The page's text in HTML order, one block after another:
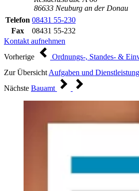
86633 Neuburg an der Donau
Telefon 08431 55-230
Fax
08431 55-232
Kontakt aufnehmen
Vorherige
Ordnungs-, Standes- &
Zur Übersicht Aufgaben und
Nächste Bauamt